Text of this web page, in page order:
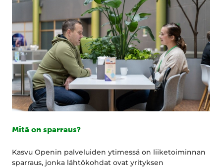
Mitä on sparraus?
Kasvu Openin palveluiden ytimessä on liiketoiminnan
sparraus, jonka lähtökohdat ovat yrityksen